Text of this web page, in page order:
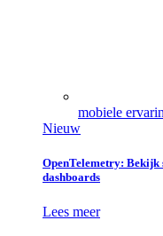
mobiele
Nieuw
OpenTelemetry: Bekijk
dashboards
Lees meer